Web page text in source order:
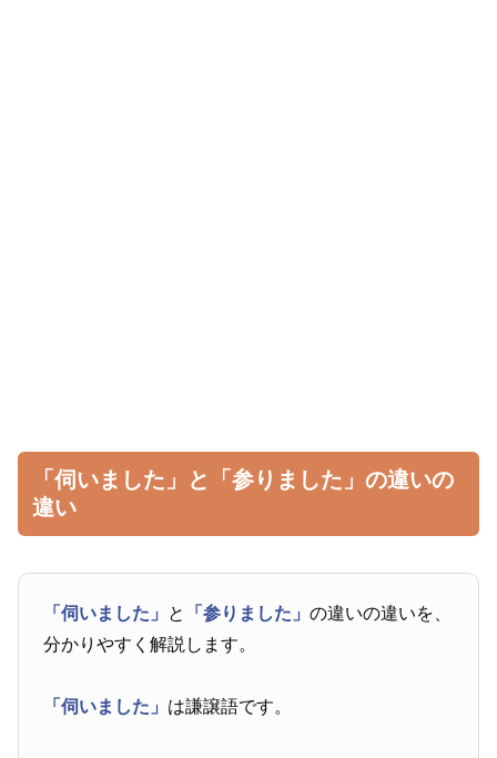
「伺いました」と「参りました」の違いの
違い
「伺いました」 と 「参りました」の違いの違いを、
分かりやすく解説します。
「伺いました」 は謙譲語です。